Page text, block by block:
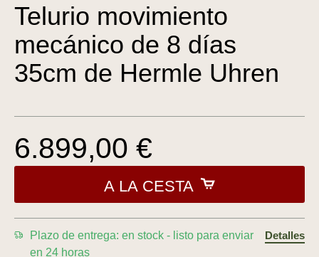
Telurio movimiento
mecánico de 8 días
35cm de Hermle Uhren
6.899,00 €
A LA CESTA
Plazo de entrega: en stock - listo para enviar
en 24 horas
Detalles